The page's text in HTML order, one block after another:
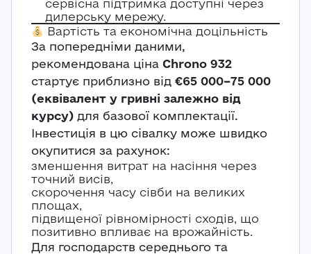
сервісна підтримка доступні через
дилерську мережу.
Вартість та економічна доцільність
За попередніми даними,
рекомендована ціна Chrono 932
стартує приблизно від €65 000–75 000
(еквівалент у гривні залежно від
курсу) для базової комплектації.
Інвестиція в цю сівалку може швидко
окупитися за рахунок:
зменшення витрат на насіння через
точний висів,
скорочення часу сівби на великих
площах,
підвищеної рівномірності сходів, що
позитивно впливає на врожайність.
Для господарств середнього та
Ваші враження*
Ваша оцінка
Авторизація
E-mail*
Пароль*
Забули пароль?